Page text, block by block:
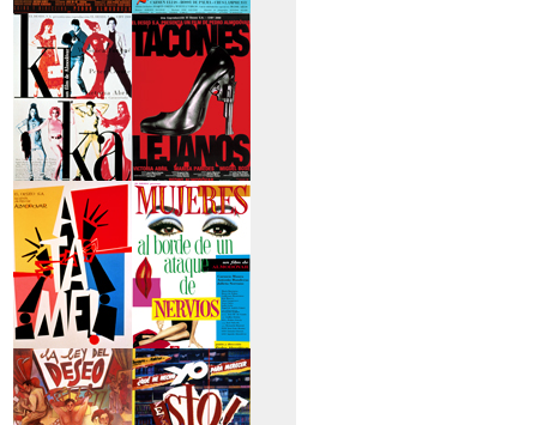
>Carne trémula
>La flor de mi
secreto
>Kika >Tacones lejanos
>Átame
>Mujeres al borde
de un...